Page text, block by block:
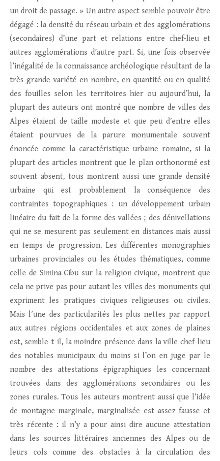
un droit de passage. » Un autre aspect semble pouvoir être
dégagé : la densité du réseau urbain et des agglomérations
(secondaires) d’une part et relations entre chef‑lieu et
autres agglomérations d’autre part. Si, une fois observée
l’inégalité de la connaissance archéologique résultant de la
très grande variété en nombre, en quantité ou en qualité
des fouilles selon les territoires hier ou aujourd’hui, la
plupart des auteurs ont montré que nombre de villes des
Alpes étaient de taille modeste et que peu d’entre elles
étaient pourvues de la parure monumentale souvent
énoncée comme la caractéristique urbaine romaine, si la
plupart des articles montrent que le plan orthonormé est
souvent absent, tous montrent aussi une grande densité
urbaine qui est probablement la conséquence des
contraintes topographiques : un développement urbain
linéaire du fait de la forme des vallées ; des dénivellations
qui ne se mesurent pas seulement en distances mais aussi
en temps de progression. Les différentes monographies
urbaines provinciales ou les études thématiques, comme
celle de Simina Cibu sur la religion civique, montrent que
cela ne prive pas pour autant les villes des monuments qui
expriment les pratiques civiques religieuses ou civiles.
Mais l’une des particularités les plus nettes par rapport
aux autres régions occidentales et aux zones de plaines
est, semble-t-il, la moindre présence dans la ville chef-lieu
des notables municipaux du moins si l’on en juge par le
nombre des attestations épigraphiques les concernant
trouvées dans des agglomérations secondaires ou les
zones rurales. Tous les auteurs montrent aussi que l’idée
de montagne marginale, marginalisée est assez fausse et
très récente : il n’y a pour ainsi dire aucune attestation
dans les sources littéraires anciennes des Alpes ou de
leurs cols comme des obstacles à la circulation des